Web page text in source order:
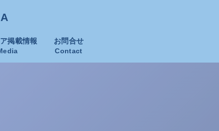
掲載情報 お問合せ
Contact